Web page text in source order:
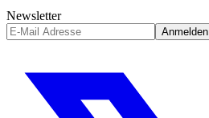
Newsletter
Anmelden